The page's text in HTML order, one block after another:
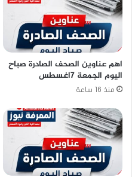
اهم عناوين الصحف الصادرة صباح
اليوم الجمعة 7اغسطس
منذ 16 ساعة